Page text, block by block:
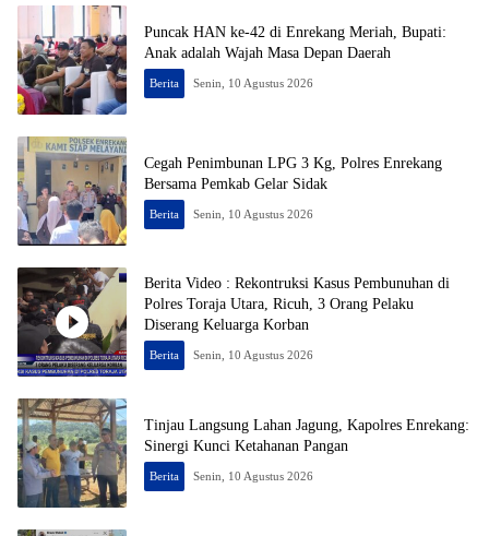
Puncak HAN ke-42 di Enrekang Meriah, Bupati:
Anak adalah Wajah Masa Depan Daerah
Berita Senin, 10 Agustus 2026
Cegah Penimbunan LPG 3 Kg, Polres Enrekang
Bersama Pemkab Gelar Sidak
Berita Senin, 10 Agustus 2026
Berita Video : Rekontruksi Kasus Pembunuhan di
Polres Toraja Utara, Ricuh, 3 Orang Pelaku
Diserang Keluarga Korban
Berita Senin, 10 Agustus 2026
Tinjau Langsung Lahan Jagung, Kapolres Enrekang:
Sinergi Kunci Ketahanan Pangan
Berita Senin, 10 Agustus 2026